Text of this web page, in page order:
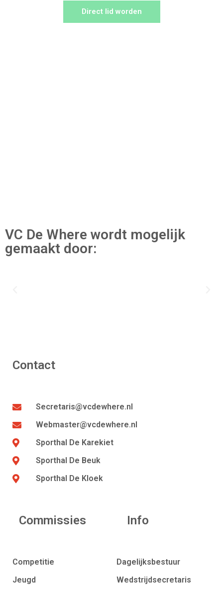
Direct lid worden
VC De Where wordt mogelijk
gemaakt door:
Contact
Secretaris@vcdewhere.nl
Webmaster@vcdewhere.nl
Sporthal De Karekiet
Sporthal De Beuk
Sporthal De Kloek
Commissies
Competitie
Jeugd
Info
Dagelijksbestuur
Wedstrijdsecretaris